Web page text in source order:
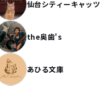
仙台シティーキャッツ
the奥歯's
あひる文庫